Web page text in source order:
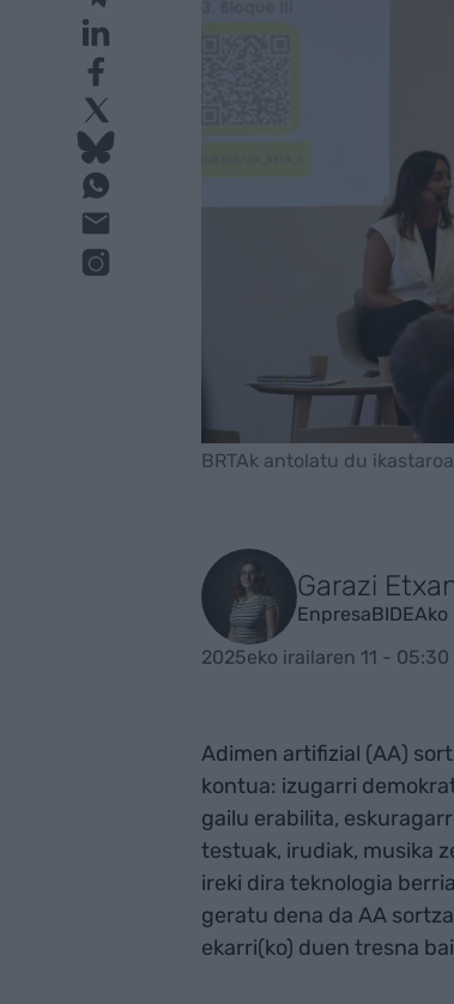
BRTAk antolatu du
Garazi
2025eko irailaren 11 - 05:30
Adimen artifizial (AA)
kontua: izugarri
gailu erabilita,
testuak, irudiak, musika
ireki dira teknologia
geratu dena da AA
ekarri(ko) duen tresna